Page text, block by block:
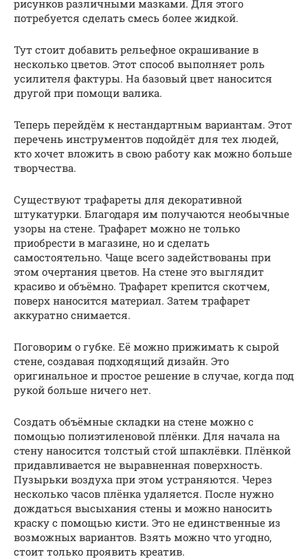
рисунков различными мазками. Для этого
потребуется сделать смесь более жидкой.
Тут стоит добавить рельефное окрашивание в
несколько цветов. Этот способ выполняет роль
усилителя фактуры. На базовый цвет наносится
другой при помощи валика.
Теперь перейдём к нестандартным вариантам. Этот
перечень инструментов подойдёт для тех людей,
кто хочет вложить в свою работу как можно больше
творчества.
Существуют трафареты для декоративной
штукатурки. Благодаря им получаются необычные
узоры на стене. Трафарет можно не только
приобрести в магазине, но и сделать
самостоятельно. Чаще всего задействованы при
этом очертания цветов. На стене это выглядит
красиво и объёмно. Трафарет крепится скотчем,
поверх наносится материал. Затем трафарет
аккуратно снимается.
Поговорим о губке. Её можно прижимать к сырой
стене, создавая подходящий дизайн. Это
оригинальное и простое решение в случае, когда под
рукой больше ничего нет.
Создать объёмные складки на стене можно с
помощью полиэтиленовой плёнки. Для начала на
стену наносится толстый стой шпаклёвки. Плёнкой
придавливается не выравненная поверхность.
Пузырьки воздуха при этом устраняются. Через
несколько часов плёнка удаляется. После нужно
дождаться высыхания стены и можно наносить
краску с помощью кисти. Это не единственные из
возможных вариантов. Взять можно что угодно,
стоит только проявить креатив.